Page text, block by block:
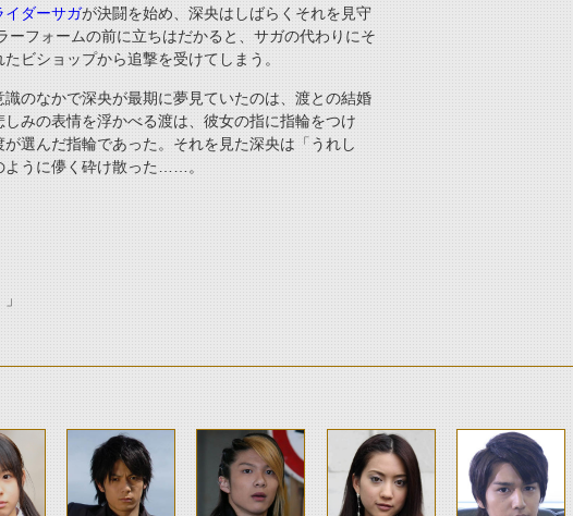
イダーサガが決闘を始め、深央はしばらくそれを見守
フォームの前に立ちはだかると、サガの代わりにそ
ビショップから追撃を受けてしまう。
のなかで深央が最期に夢見ていたのは、渡との結婚
みの表情を浮かべる渡は、 彼女の指に指輪をつけ
選んだ指輪であった。それを見た深央は 「うれし
ように儚く砕け散った……。